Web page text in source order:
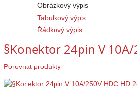
Obrázkový výpis
Tabulkový výpis
Řádkový výpis
§Konektor 24pin V
Porovnat produkty